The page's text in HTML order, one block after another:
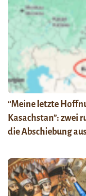
“Meine letzte
Kasachstan”: zwei
die Abschiebung